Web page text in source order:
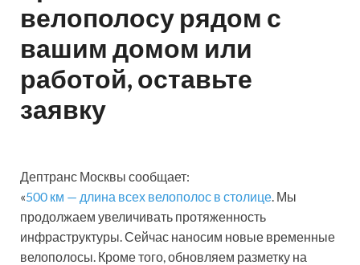
велополосу рядом с
вашим домом или
работой, оставьте
заявку
Дептранс Москвы сообщает:
«500 км — длина всех велополос в столице. Мы
продолжаем увеличивать протяженность
инфраструктуры. Сейчас наносим новые временные
велополосы. Кроме того, обновляем разметку на